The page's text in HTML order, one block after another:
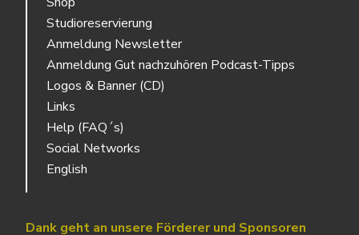
Studioreservierung
Anmeldung Newsletter
Anmeldung Gut nachzuhören Podcast-Tipps
Logos & Banner (CD)
Links
Help (FAQ´s)
Social Networks
English
Dank geht an unsere Förderer und Sponsoren